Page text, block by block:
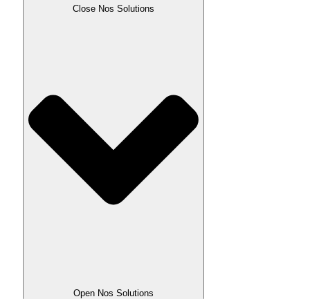
Close Nos Solutions
Open Nos Solutions